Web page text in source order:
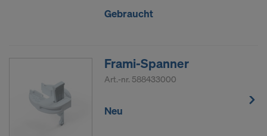
Gebraucht
Frami-Spanner
Art.-nr. 588433000
Neu